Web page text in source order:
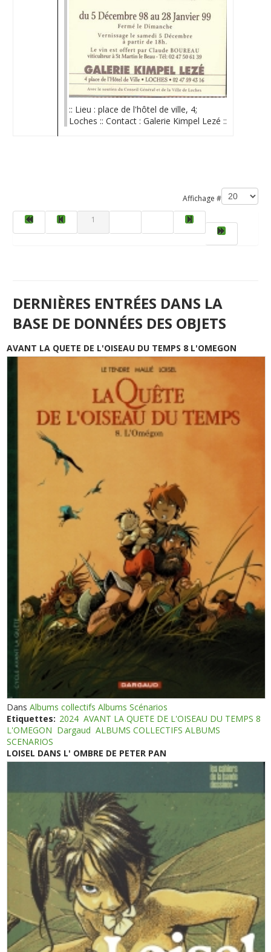
:: Lieu : place de l'hôtel de ville, 4;
Loches :: Contact : Galerie Kimpel Lezé ::
Affichage #
1
DERNIÈRES ENTRÉES DANS LA
BASE DE DONNÉES DES OBJETS
AVANT LA QUETE DE L'OISEAU DU TEMPS 8 L'OMEGON
DansAlbums collectifs Albums Scénarios
Etiquettes: 2024 AVANT LA QUETE DE L'OISEAU DU TEMPS 8
L'OMEGON Dargaud ALBUMS COLLECTIFS ALBUMS
SCENARIOS
LOISEL DANS L' OMBRE DE PETER PAN